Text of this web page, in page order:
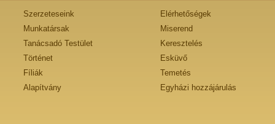
Szerzeteseink
Munkatársak
Tanácsadó Testület
Történet
Fíliák
Alapítvány
Elérhetőségek
Miserend
Keresztelés
Esküvő
Temetés
Egyházi hozzájárulás